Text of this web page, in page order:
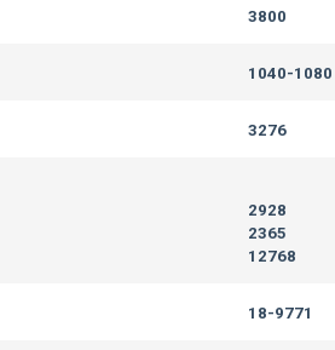
3800
1040-1080
3276
2928
2365
12768
18-9771